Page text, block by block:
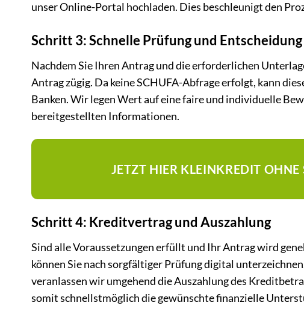
unser Online-Portal hochladen. Dies beschleunigt den
Schritt 3: Schnelle Prüfung und Entscheidung
Nachdem Sie Ihren Antrag und die erforderlichen
Antrag zügig. Da keine SCHUFA-Abfrage erfolgt, kann
Banken. Wir legen Wert auf eine faire und individuelle
bereitgestellten Informationen.
JETZT HIER KLEINKREDIT
Schritt 4: Kreditvertrag und Auszahlung
Sind alle Voraussetzungen erfüllt und Ihr Antrag wird
können Sie nach sorgfältiger Prüfung digital
veranlassen wir umgehend die Auszahlung des
somit schnellstmöglich die gewünschte finanzielle